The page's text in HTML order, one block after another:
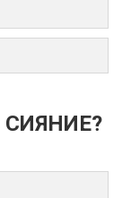
СИЯНИЕ?